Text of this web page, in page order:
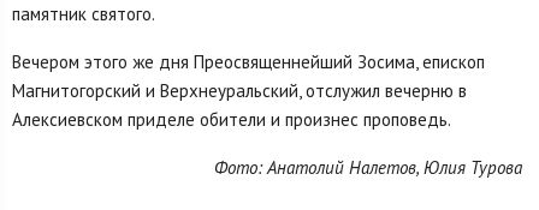
памятник святого.
Вечером этого же дня Преосвященнейший Зосима, епископ
Магнитогорский и Верхнеуральский, отслужил вечерню в
Алексиевском приделе обители и произнес проповедь.
Фото: Анатолий Налетов, Юлия Турова